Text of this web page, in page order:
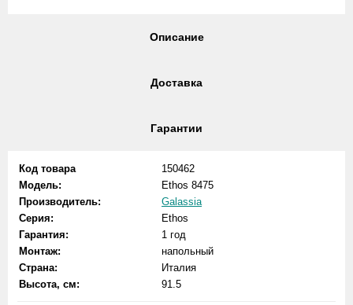
Описание
Доставка
Гарантии
Код товара
150462
Модель:
Ethos 8475
Производитель:
Galassia
Серия:
Ethos
Гарантия:
1 год
Монтаж:
напольный
Страна:
Италия
Высота, см:
91.5